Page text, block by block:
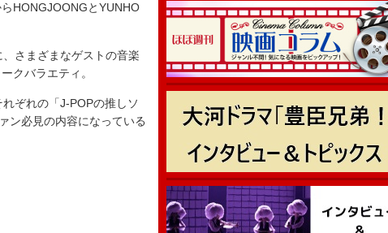
HONGJOONGとYUNHO
さまざまなゲストの音楽
クバラエティ。
ぞれの「J-POPの推しソ
ン必見の内容になっている